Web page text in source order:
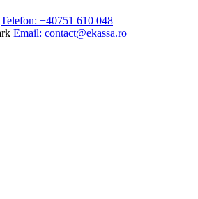
Telefon: +40751 610 048
Email: contact@ekassa.ro